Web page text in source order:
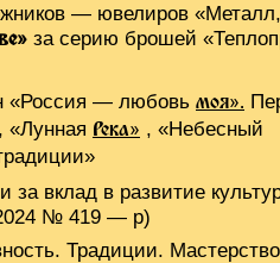
— ювелиров «Металл,
за серию брошей
«Россия — любовь моя».
, «Лунная Река» , «Небесный
за вклад в развитие
№ 419 — р)
Традиции.